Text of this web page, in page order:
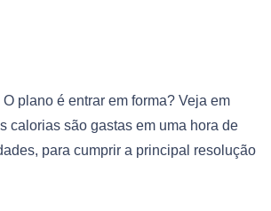
plano é entrar em forma? Veja em
calorias são gastas em uma hora de
para cumprir a principal resolução